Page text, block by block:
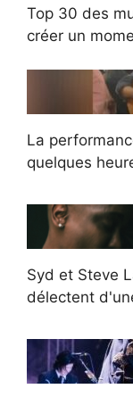
Top 30 des
créer un
La
quelques
Syd et Steve
délectent